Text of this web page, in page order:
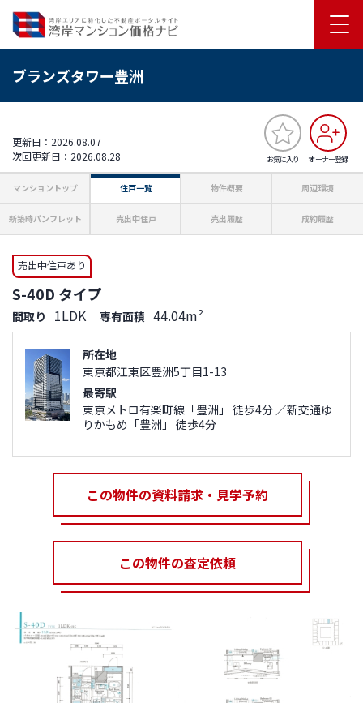
ブランズタワー豊洲
お気に入り オーナー登録
更新日：2026.08.07
次回更新日：2026.08.28
マンショントップ 住戸一覧 物件概要 周辺環境
新築時パンフレット 売出中住戸 売出履歴 成約履歴
売出中住戸あり
S-40D タイプ
間取り 1LDK ｜ 専有面積 44.04m²
所在地
東京都江東区豊洲5丁目1-13
最寄駅
東京メトロ有楽町線「豊洲」 徒歩4分 ／新交通ゆ
りかもめ「豊洲」 徒歩4分
この物件の資料請求・見学予約
この物件の査定依頼